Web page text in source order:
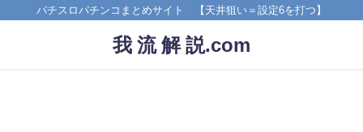
パチスロパチンコまとめサイト 【天井狙い＝設定6を打つ】
我 流 解 説.com